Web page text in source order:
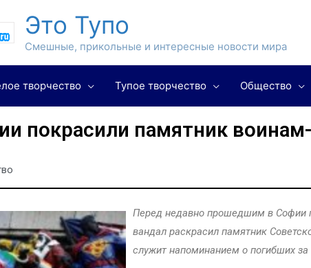
Это Тупо
Смешные, прикольные и интересные новости мира
творчество Тупое творчество Общество
покрасили памятник
Перед недавно прошедшим в Софии
вандал раскрасил памятник
служит напоминанием о погибших за